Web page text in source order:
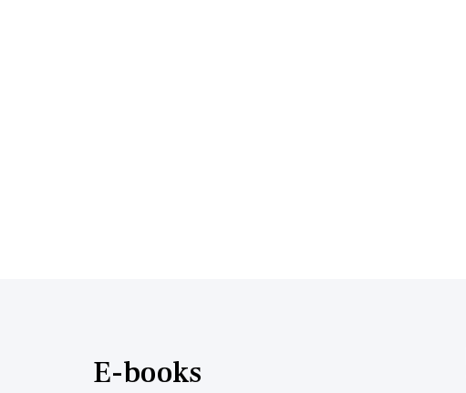
E-books